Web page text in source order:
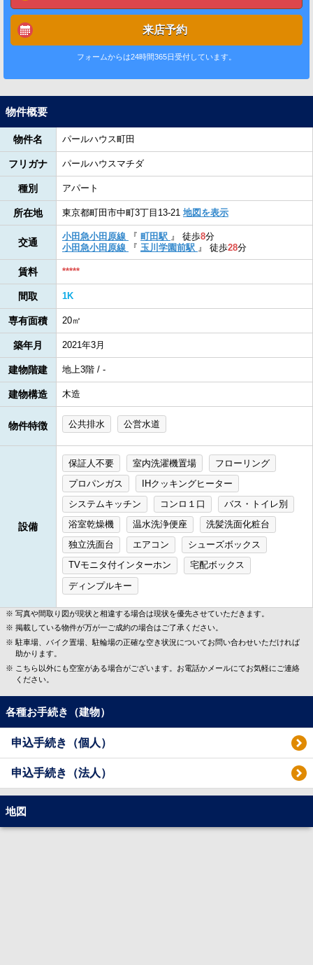
来店予約
フォームからは24時間365日受付しています。
物件概要
物件名 パールハウス町田
フリガナ パールハウスマチダ
種別 アパート
所在地 東京都町田市中町3丁目13-21 地図を表示
交通
小田急小田原線 『 町田駅 』 徒歩8分
小田急小田原線
『 玉川学園前駅 』 徒歩28分
賃料 *****
間取 1K
専有面積 20㎡
築年月 2021年3月
建物階建 地上3階 / -
建物構造 木造
物件特徴 公共排水 公営水道
設備
保証人不要 室内洗濯機置場
フローリング
プロパンガス
IHクッキングヒーター
システムキッチン
コンロ１口
バス・トイレ別
浴室乾燥機
温水洗浄便座
洗髪洗面化粧台
独立洗面台
エアコン
シューズボックス
TVモニタ付インターホン
宅配ボックス
ディンプルキー
写真や間取り図が現状と相違する場合は現状を優先させていただきます。
掲載している物件が万が一ご成約の場合はご了承ください。
駐車場、バイク置場、駐輪場の正確な空き状況についてお問い合わせいただければ
助かります。
こちら以外にも空室がある場合がございます。お電話かメールにてお気軽にご連絡
ください。
各種お手続き（建物）
申込手続き（個人）
申込手続き（法人）
地図